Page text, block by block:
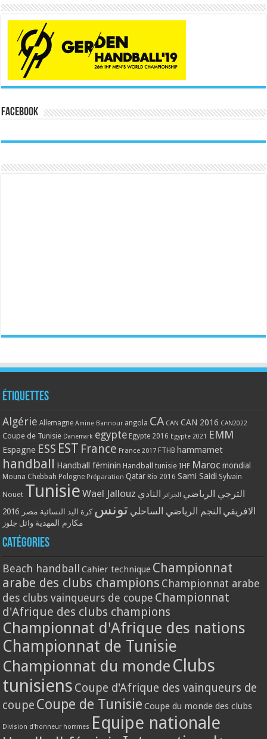
Facebook
Étiquettes
Algérie Allemagne Amine Bannour angola CA CAN CAN 2016 CAN2022
Coupe de Tunisie Danemark egypte Egypte 2016 Egypte 2021 EMM
Espagne ESS EST France France 2017 FTHB hammamet
handball Handball féminin Handball tunisie IHF Maroc mondial
Mouna Chebbah Pologne Préparation Qatar Rio 2016 Sami Saidi Sylvain
Nouet Tunisie Wael Jallouz الترجي الرياضي الجزائر النادي
الافريقي النجم الرياضي الساحلي تونس كرة اليد النسائية مصر 2016
مكارم المهدية وائل جلوز
Catégories
Beach handball Cahier technique Championnat
arabe des clubs champions Championnat arabe
des clubs vainqueurs de coupe Championnat
d'Afrique des clubs champions
Championnat d'Afrique des nations
Championnat de Tunisie
Championnat du monde Clubs
tunisiens Coupe d'Afrique des vainqueurs de
coupe Coupe de Tunisie Coupe du monde des clubs
Division d'honneur hommes Equipe nationale